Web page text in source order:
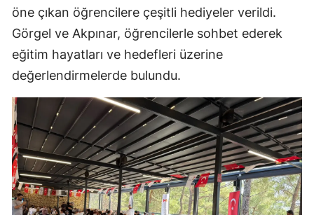
öne çıkan öğrencilere çeşitli hediyeler verildi.
Görgel ve Akpınar, öğrencilerle sohbet ederek
eğitim hayatları ve hedefleri üzerine
değerlendirmelerde bulundu.